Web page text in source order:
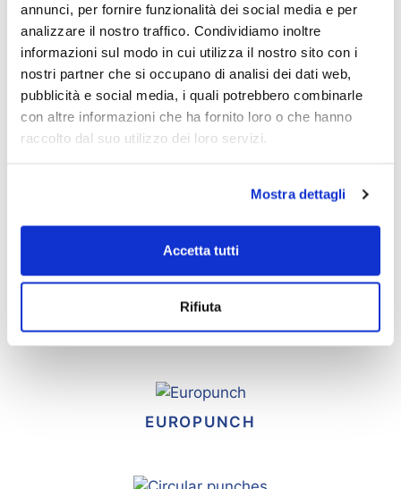
annunci, per fornire funzionalità dei social media e per
analizzare il nostro traffico. Condividiamo inoltre
informazioni sul modo in cui utilizza il nostro sito con i
nostri partner che si occupano di analisi dei dati web,
pubblicità e social media, i quali potrebbero combinarle
con altre informazioni che ha fornito loro o che hanno
raccolto dal suo utilizzo dei loro servizi.
Mostra dettagli
Accetta tutti
Rifiuta
Caveco
Colimatic
GEA
Ilpra
Mondini
TOOTHED PUNCHES
EUROPUNCH